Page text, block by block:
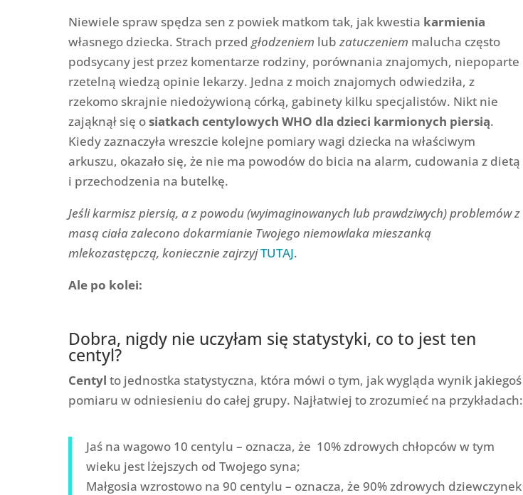
Niewiele spraw spędza sen z powiek matkom tak, jak kwestia karmienia
własnego dziecka. Strach przed głodzeniem lubzatuczeniem malucha często
podsycany jest przez komentarze rodziny, porównania znajomych, niepoparte
rzetelną wiedzą opinie lekarzy. Jedna z moich znajomych odwiedziła, z
rzekomo skrajnie niedożywioną córką, gabinety kilku specjalistów. Nikt nie
zająknął się osiatkach centylowych WHO dla dzieci karmionych piersią.
Kiedy zaznaczyła wreszcie kolejne pomiary wagi dziecka na właściwym
arkuszu, okazało się, że nie ma powodów do bicia na alarm, cudowania z dietą
i przechodzenia na butelkę.
Jeśli karmisz piersią, a z powodu (wyimaginowanych lub prawdziwych) problemów z
masą ciała zalecono dokarmianie Twojego niemowlaka mieszanką
mlekozastępczą, koniecznie zajrzyjTUTAJ.
Ale po kolei:
Dobra, nigdy nie uczyłam się statystyki, co to jest ten
centyl?
Centyl to jednostka statystyczna, która mówi o tym, jak wygląda wynik jakiegoś
pomiaru w odniesieniu do całej grupy. Najłatwiej to zrozumieć na przykładach:
Jaś na wagowo 10 centylu – oznacza, że 10% zdrowych chłopców w tym
wieku jest lżejszych od Twojego syna;
Małgosia wzrostowo na 90 centylu – oznacza, że 90% zdrowych dziewczynek